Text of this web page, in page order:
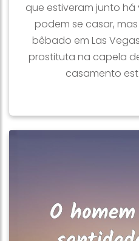
que estiveram junto
podem se casar,
bêbado em Las
prostituta na capela
casamento